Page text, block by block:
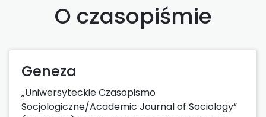
O czasopiśmie
Geneza
„Uniwersyteckie Czasopismo
Socjologiczne/Academic Journal of Sociology”